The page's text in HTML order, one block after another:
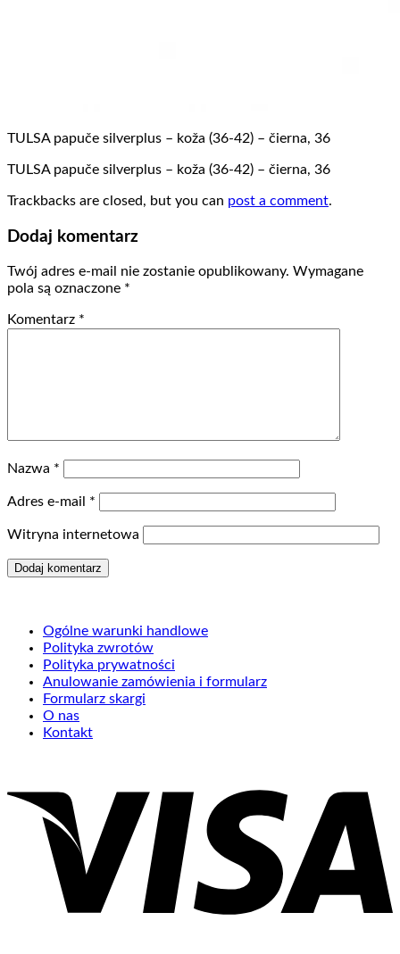
TULSA papuče silverplus – koža (36-42) – čierna, 36
TULSA papuče silverplus – koža (36-42) – čierna, 36
Trackbacks are closed, but you can post a comment.
Dodaj komentarz
Twój adres e-mail nie zostanie opublikowany. Wymagane
pola są oznaczone *
Komentarz *
Nazwa *
Adres e-mail *
Witryna internetowa
Ogólne warunki handlowe
Polityka zwrotów
Polityka prywatności
Anulowanie zamówienia i formularz
Formularz skargi
O nas
Kontakt